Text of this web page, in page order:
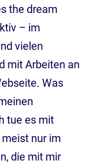
the dream
– im
vielen
mit Arbeiten an
Was
tue es mit
nur im
die mit mir